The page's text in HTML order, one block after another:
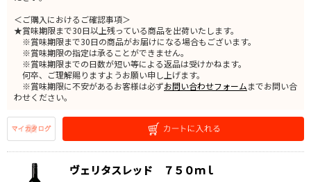
＜ご購入におけるご確認事項＞
★賞味期限まで30日以上残っている商品を出荷いたします。
※賞味期限まで30日の商品がお届けになる場合もございます。
※賞味期限の指定は承ることができません。
※賞味期限までの日数が短い等による返品は受けかねます。
何卒、ご理解賜りますようお願い申し上げます。
※賞味期限に不安があるお客様は必ずお問い合わせフォームまでお問い合
わせください。
ヴェリタスレッド ７５０ｍｌ